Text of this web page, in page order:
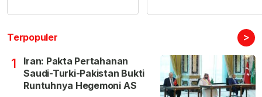
Terpopuler >
1
Iran: Pakta Pertahanan
Saudi-Turki-Pakistan Bukti
Runtuhnya Hegemoni AS